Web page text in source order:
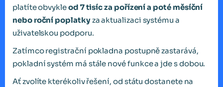
platíte obvykleod 7 tisíc za pořízení a poté měsíční
nebo roční poplatkyza aktualizaci systému a
uživatelskou podporu.
Zatímco registrační pokladna postupně zastarává,
pokladní systém má stále nové funkce a jde s dobou.
Ať zvolíte kterékoliv řešení, od státu dostanete na